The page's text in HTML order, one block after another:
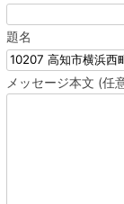
題名
メッセージ本文 (任